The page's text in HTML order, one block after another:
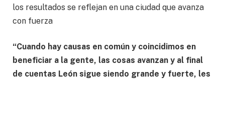
los resultados se reflejan en una ciudad que avanza
con fuerza
“Cuando hay causas en común y coincidimos en
beneficiar a la gente, las cosas avanzan y al final
de cuentas León sigue siendo grande y fuerte, les